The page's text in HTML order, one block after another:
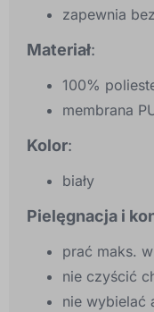
zapewnia
Materiał:
100%
membrana
Kolor:
biały
Pielęgnacja i
prać maks.
nie czyścić
nie wybielać